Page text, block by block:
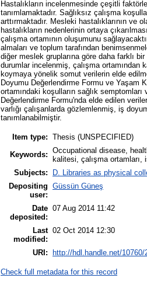
Hastalıkların incelenmesinde çeşitli
tanımlamaktadır. Sağlıksız çalışma
arttırmaktadır. Mesleki hastalıklarının ve
hastalıkların nedenlerinin ortaya
çalışma ortamının oluşumunu
almaları ve toplum tarafından
diğer meslek gruplarına göre daha farklı
durumlar incelenmiş, çalışma ortamından
koymaya yönelik somut verilerin elde
Doyumu Değerlendirme Formu ve Yaşam
ortamındaki koşulların sağlık
Değerlendirme Formu'nda elde edilen
varlığı çalışanlarda gözlemlenmiş, iş
tanımlanabilmiştir.
Item type: Thesis (UNSPECIFIED)
Keywords: Occupational disease,
kalitesi, çalışma ortamları,
Subjects:
D. Libraries as physical
Depositing
user:
Güssün Güneş
Date
deposited:
07 Aug 2014 11:42
Last
modified:
02 Oct 2014 12:30
URI: http://hdl.handle.net/10760/
Check full metadata for this record